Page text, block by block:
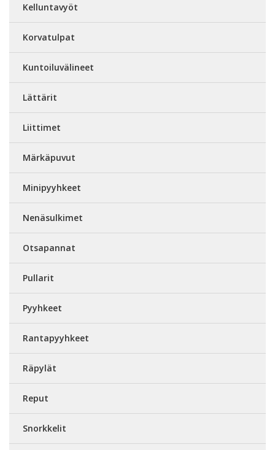
Kelluntavyöt
Korvatulpat
Kuntoiluvälineet
Lättärit
Liittimet
Märkäpuvut
Minipyyhkeet
Nenäsulkimet
Otsapannat
Pullarit
Pyyhkeet
Rantapyyhkeet
Räpylät
Reput
Snorkkelit